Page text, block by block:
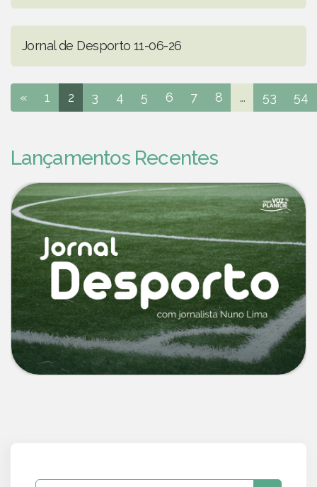
Jornal de Desporto 11-06-26
« 1 2 3 4 5 6 7 8 ... 53 54
Lançamentos Recentes